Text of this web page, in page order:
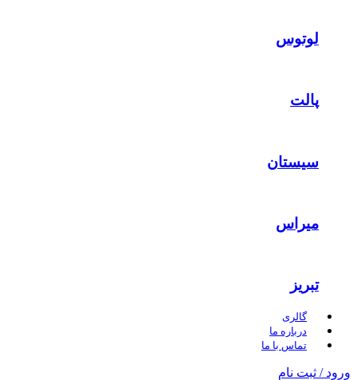
لوتوس
پالت
سیستان
میراس
تبریز
گالری
درباره ما
تماس با ما
ورود / ثبت نام